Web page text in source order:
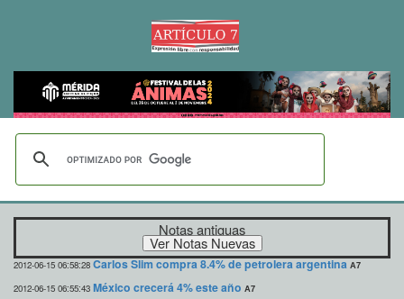
Notas antiguas
2012-06-15 06:58:28 Carlos Slim compra 8.4% de petrolera argentina A7
2012-06-15 06:55:43 México crecerá 4% este año A7